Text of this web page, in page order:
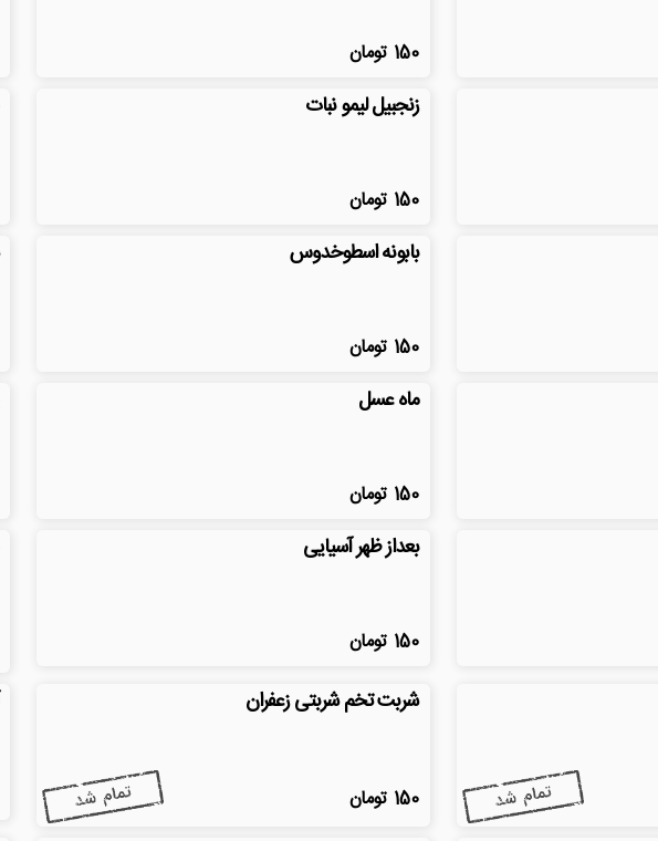
150 تومان
زنجبیل لیمو نبات
150 تومان
بابونه اسطوخدوس
150 تومان
ماه عسل
150 تومان
بعداز ظهر آسیایی
150 تومان
شربت تخم شربتی زعفران
150 تومان